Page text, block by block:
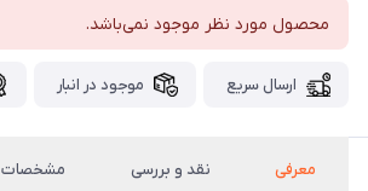
محصول مورد نظر موجود نمی‌باشد.
ارسال سریع موجود در انبار
معرفی نقد و بررسی مشخصات